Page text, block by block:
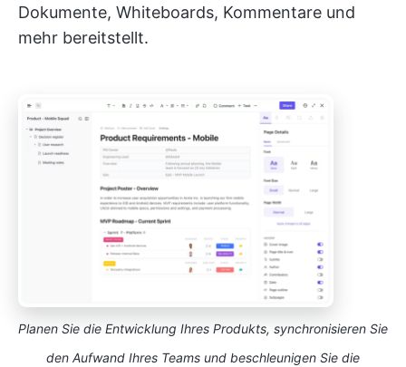
Dokumente, Whiteboards, Kommentare und
mehr bereitstellt.
Planen Sie die Entwicklung Ihres Produkts, synchronisieren Sie
den Aufwand Ihres Teams und beschleunigen Sie die